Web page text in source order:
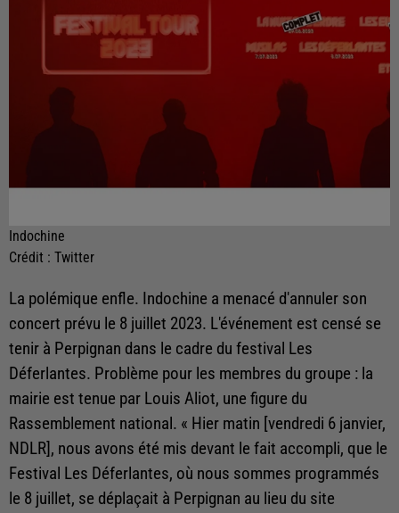
Indochine
Crédit : Twitter
La polémique enfle. Indochine a menacé d'annuler son
concert prévu le 8 juillet 2023. L'événement est censé se
tenir à Perpignan dans le cadre du festival Les
Déferlantes. Problème pour les membres du groupe : la
mairie est tenue par Louis Aliot, une figure du
Rassemblement national. « Hier matin [vendredi 6 janvier,
NDLR], nous avons été mis devant le fait accompli, que le
Festival Les Déferlantes, où nous sommes programmés
le 8 juillet, se déplaçait à Perpignan au lieu du site